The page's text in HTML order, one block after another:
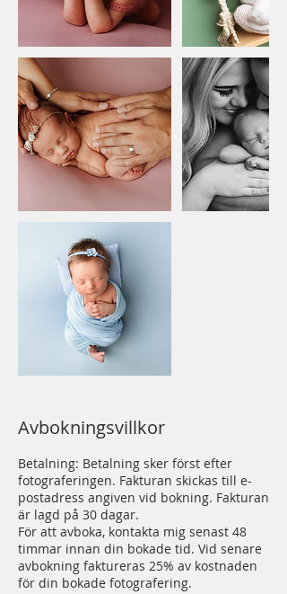
Avbokningsvillkor
Betalning: Betalning sker först efter
fotograferingen. Fakturan skickas till e-
postadress angiven vid bokning. Fakturan
är lagd på 30 dagar.
För att avboka, kontakta mig senast 48
timmar innan din bokade tid. Vid senare
avbokning faktureras 25% av kostnaden
för din bokade fotografering.